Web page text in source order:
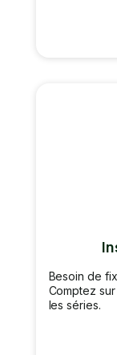
Besoin de
Comptez
les séries.